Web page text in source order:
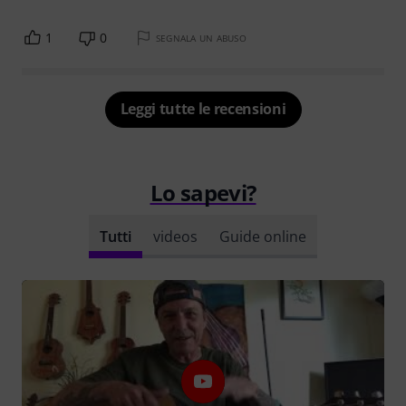
1 0 SEGNALA UN ABUSO
Leggi tutte le recensioni
Lo sapevi?
Tutti videos Guide online